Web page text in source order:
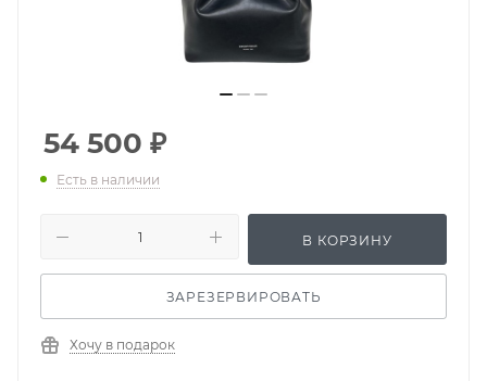
54 500 ₽
Есть в наличии
В КОРЗИНУ
ЗАРЕЗЕРВИРОВАТЬ
Хочу в подарок